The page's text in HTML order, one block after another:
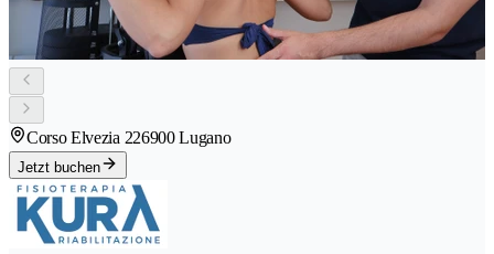
Corso Elvezia 226900 Lugano
Jetzt buchen